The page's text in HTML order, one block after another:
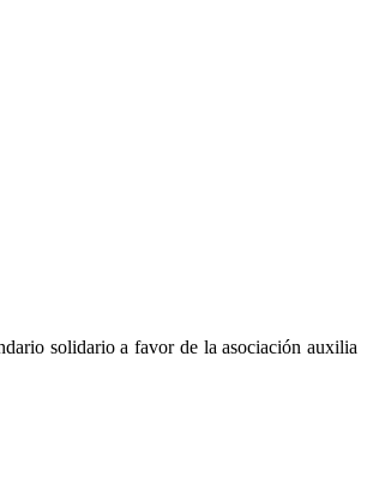
solidario a favor de la asociación auxilia